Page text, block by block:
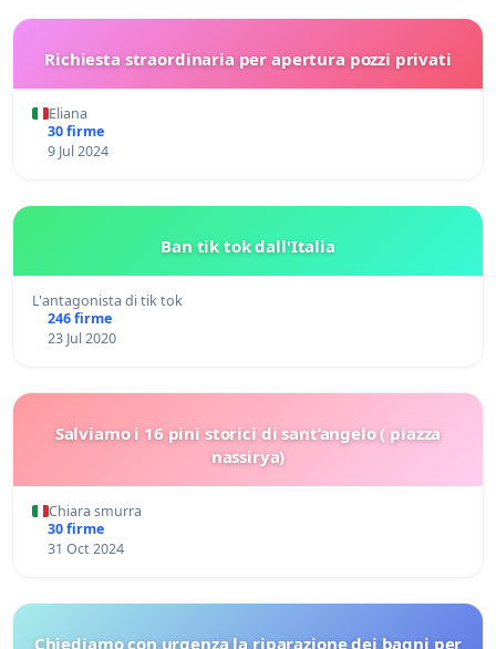
Richiesta straordinaria per apertura pozzi privati
Eliana
30 firme
9 Jul 2024
Ban tik tok dall'Italia
L'antagonista di tik tok
246 firme
23 Jul 2020
Salviamo i 16 pini storici di sant’angelo ( piazza
nassirya)
Chiara smurra
30 firme
31 Oct 2024
Chiediamo con urgenza la riparazione dei bagni per